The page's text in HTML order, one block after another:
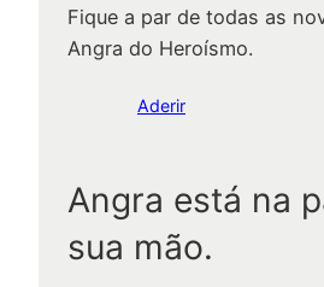
Fique a par de todas as
Angra do Heroísmo.
Aderir
Angra está na
sua mão.